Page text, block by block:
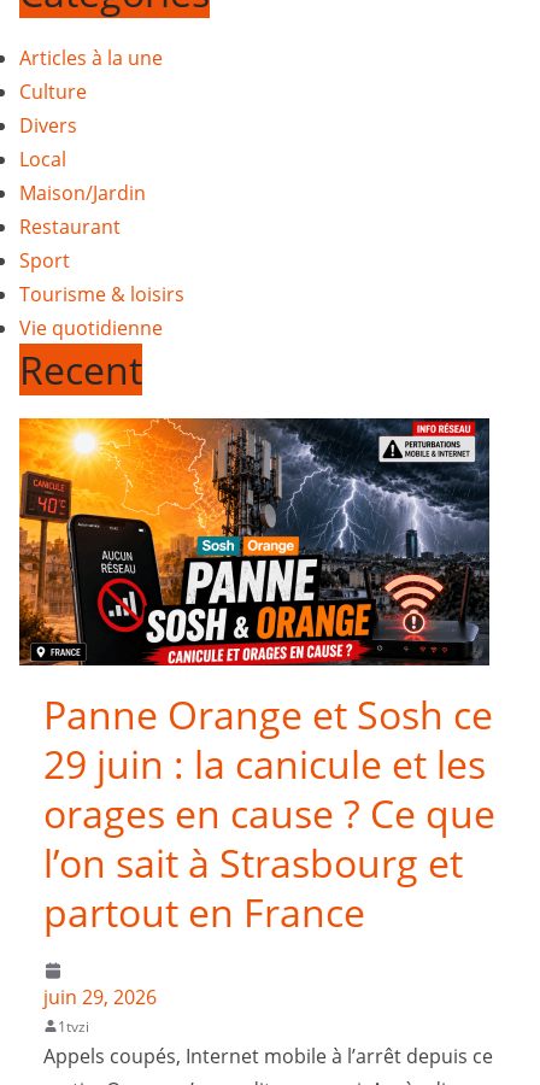
Articles à la une
Culture
Divers
Local
Maison/Jardin
Restaurant
Sport
Tourisme & loisirs
Vie quotidienne
Recent
Panne Orange et Sosh ce
29 juin : la canicule et les
orages en cause ? Ce que
l’on sait à Strasbourg et
partout en France
juin 29, 2026
1tvzi
Appels coupés, Internet mobile à l’arrêt depuis ce